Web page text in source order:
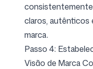
claros, autênticos
marca.
Passo 4:
Visão de Marca